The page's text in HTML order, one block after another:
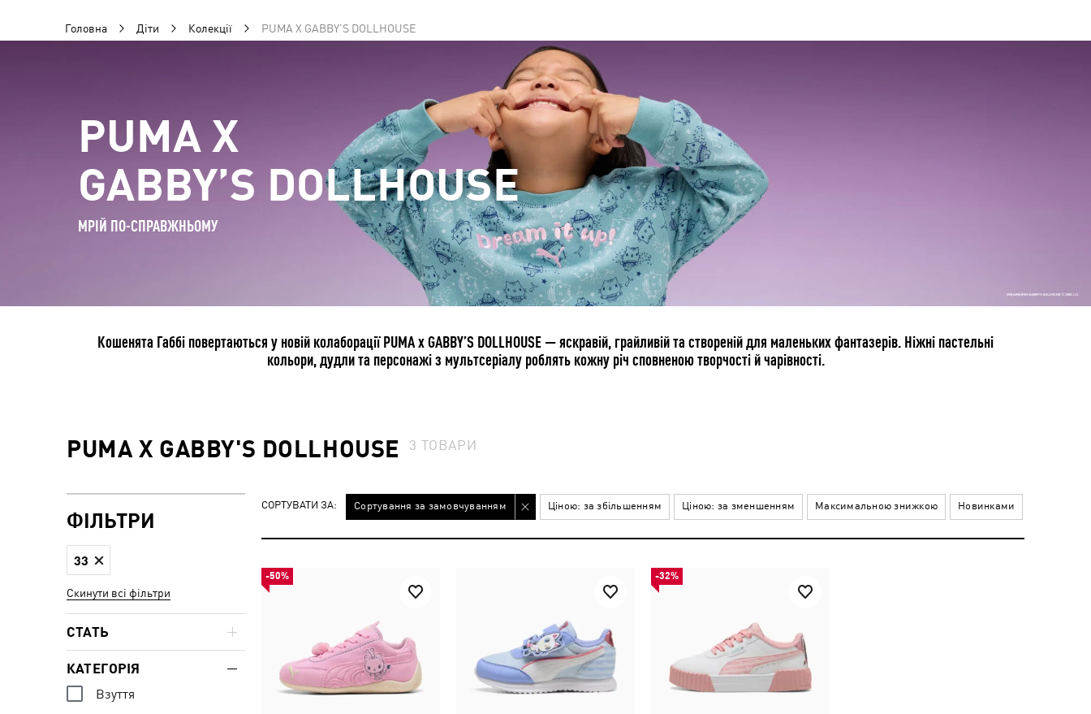
Головна Діти Колекції PUMA X GABBY'S DOLLHOUSE
PUMA X
GABBY’S DOLLHOUSE
МРІЙ ПО-СПРАВЖНЬОМУ
Кошенята Габбі повертаються у новій колаборації PUMA x GABBY’S DOLLHOUSE — яскравій, грайливій та створеній для маленьких фантазерів. Ніжні пастельні
кольори, дудли та персонажі з мультсеріалу роблять кожну річ сповненою творчості й чарівності.
PUMA X GABBY'S DOLLHOUSE 3 ТОВАРИ
СОРТУВАТИ ЗА: Сортування за замовчуванням Ціною: за збільшенням Ціною: за зменшенням Максимальною знижкою Новинками
-50% -32%
ФІЛЬТРИ
33
Скинути всі фільтри
СТАТЬ
КАТЕГОРІЯ
Взуття